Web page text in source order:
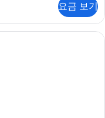
요금 보기
, 침실 1개, 전용 수영장 | 객